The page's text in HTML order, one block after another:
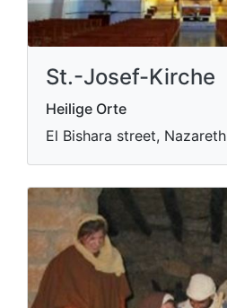
St.-Josef-Kirche
Heilige Orte
El Bishara street, Nazareth